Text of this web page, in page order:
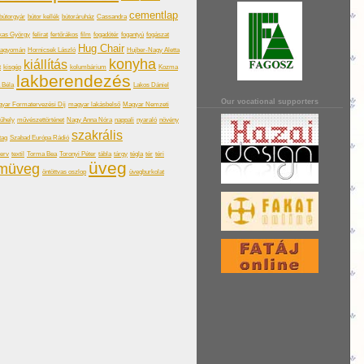
Our vocational supporters
bútorgyár bútor kellék bútoráruház Cassandra cementlap
György felirat fertőrákos film fogadótér fogantyú fogászat
Hornicsek László Hug Chair Hujber-Nagy Aletta
kisgép kiállítás kolumbárium konyha Kozma
Béla lakberendezés Lakos Dániel
Formatervezési Díj magyar lakásbelső Magyar Nemzeti
művészettörténet Nagy Anna Nóra nappali nyaraló növény
Szabad Európa Rádió szakrális
textil Torma Bea Toronyi Péter tábla tárgy tégla tér téri
öntöttvas oszlop üveg üvegburkolat